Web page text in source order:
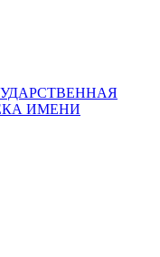
ИМЕНИ